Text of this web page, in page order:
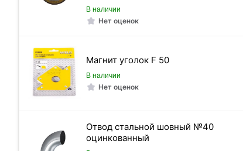
В наличии
Нет оценок
Магнит уголок F 50
В наличии
Нет оценок
Отвод стальной шовный №40
оцинкованный